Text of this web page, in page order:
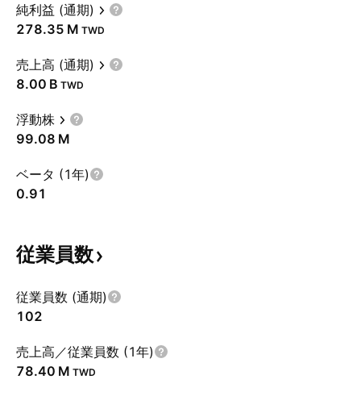
純利益 (通期)
‪278.35 M‬ TWD
売上高 (通期)
‪8.00 B‬ TWD
浮動株
‪99.08 M‬
ベータ (1年)
0.91
従業員数
従業員数 (通期)
102
売上高／従業員数 (1年)
‪78.40 M‬ TWD